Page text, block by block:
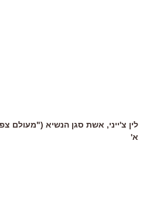
לין צ'ייני, אשת סגן הנשיא ("מעולם
א'